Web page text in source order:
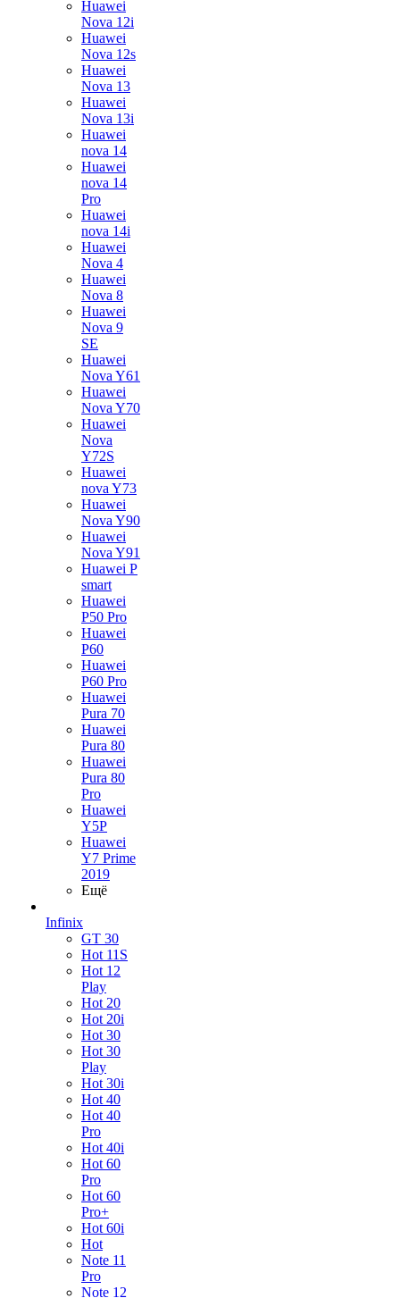
Huawei
Nova 12i
Huawei
Nova 12s
Huawei
Nova 13
Huawei
Nova 13i
Huawei
nova 14
Huawei
nova 14
Pro
Huawei
nova 14i
Huawei
Nova 4
Huawei
Nova 8
Huawei
Nova 9
SE
Huawei
Nova Y61
Huawei
Nova Y70
Huawei
Nova
Y72S
Huawei
nova Y73
Huawei
Nova Y90
Huawei
Nova Y91
Huawei P
smart
Huawei
P50 Pro
Huawei
P60
Huawei
P60 Pro
Huawei
Pura 70
Huawei
Pura 80
Huawei
Pura 80
Pro
Huawei
Y5P
Huawei
Y7 Prime
2019
Ещё
Infinix
GT 30
Hot 11S
Hot 12
Play
Hot 20
Hot 20i
Hot 30
Hot 30
Play
Hot 30i
Hot 40
Hot 40
Pro
Hot 40i
Hot 60
Pro
Hot 60
Pro+
Hot 60i
Hot
Note 11
Pro
Note 12